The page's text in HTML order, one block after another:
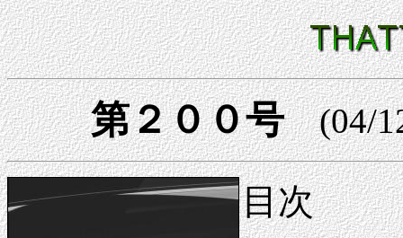
第２００号(04/
目次